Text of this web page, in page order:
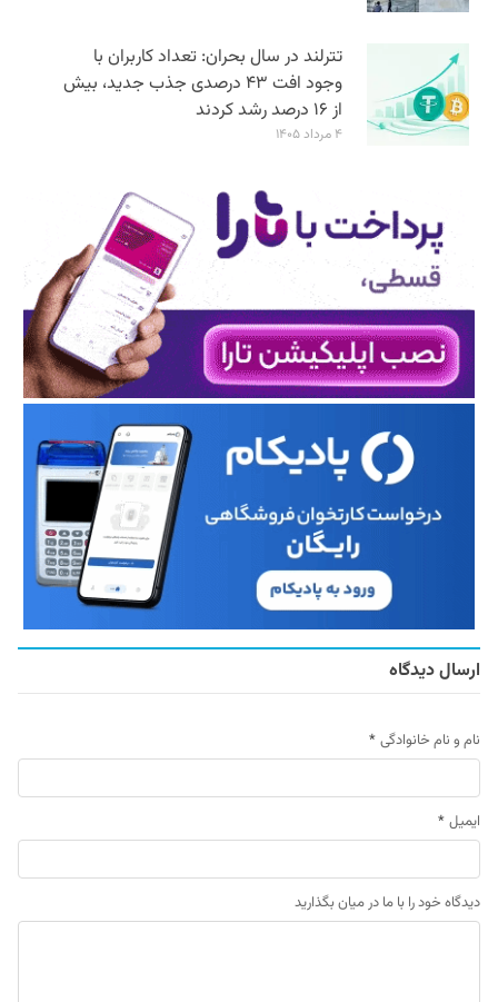
تترلند در سال بحران: تعداد کاربران با
وجود افت ۴۳ درصدی جذب جدید، بیش
از ۱۶ درصد رشد کردند
۴ مرداد ۱۴۰۵
ارسال دیدگاه
نام و نام خانوادگی *
ایمیل *
دیدگاه خود را با ما در میان بگذارید